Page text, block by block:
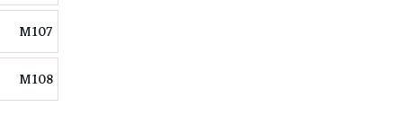
M107
M108